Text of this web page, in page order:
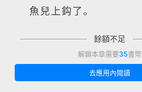
魚兒上鈎了。
餘額不足
解鎖本章需要35書幣
去應用內閱讀